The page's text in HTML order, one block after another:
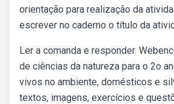
orientação para realização da
escrever no caderno o título da
Ler a comanda e responder.
de ciências da natureza para o 2o
vivos no ambiente, domésticos e
textos, imagens, exercícios e